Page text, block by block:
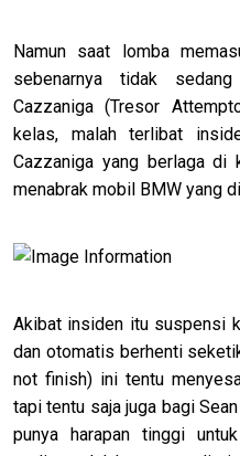
Namun saat lomba
sebenarnya tidak
Cazzaniga (Tresor
kelas, malah terlibat
Cazzaniga yang berlaga di
menabrak mobil BMW yang
Akibat insiden itu suspensi
dan otomatis berhenti
not finish) ini tentu
tapi tentu saja juga bagi
punya harapan tinggi